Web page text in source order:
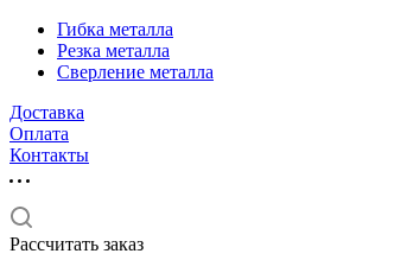
Гибка металла
Резка металла
Сверление металла
Доставка
Оплата
Контакты
Рассчитать заказ